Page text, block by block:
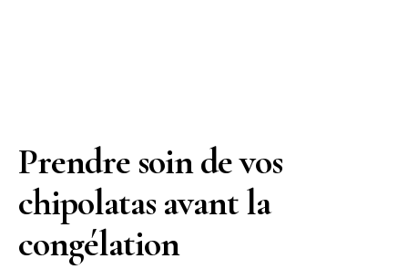
Prendre soin de vos
chipolatas avant la
congélation